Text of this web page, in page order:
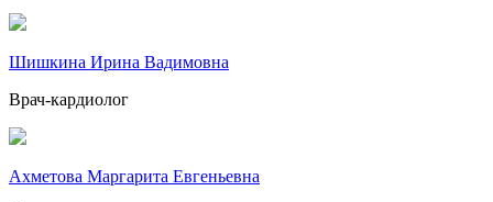
Шишкина Ирина Вадимовна
Врач-кардиолог
Ахметова Маргарита Евгеньевна